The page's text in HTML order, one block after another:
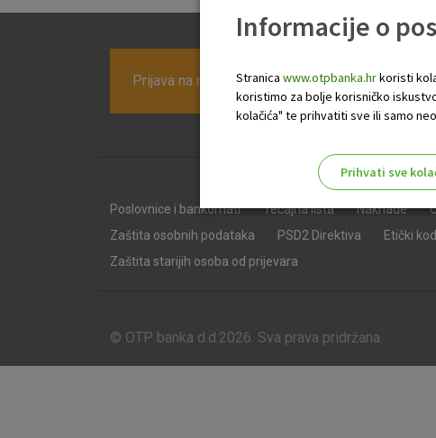
Prijava na newsletter OTP banke
Poslovnice i bankomati Tečajna lista Naknade
Zaštita osobnih podataka
PSD2 Direktiva Etički
Zaštita starijih osoba od prijevara
© OTP banka d.d.2026. Sva prava pridržana.
Informacije o
Stranica www.otpbanka.hrkoristi
koristimo za bolje korisničko
kolačića" te prihvatiti sve ili samo
Prihvati sve